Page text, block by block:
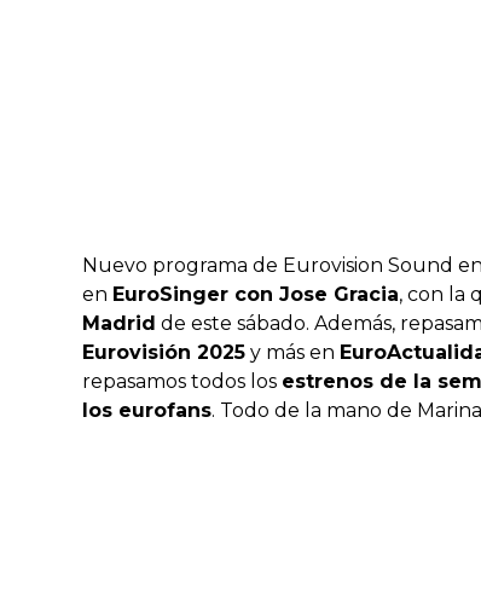
Nuevo programa de Eurovision Sound
en EuroSinger con Jose Gracia, con la
Madrid de este sábado. Además,
Eurovisión 2025 y más en
repasamos todos los estrenos de la
los eurofans. Todo de la mano de